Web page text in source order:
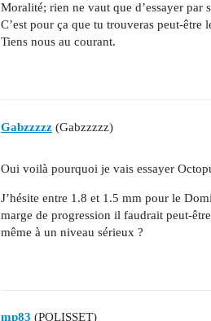
Moralité; rien ne vaut que d’essayer par
C’est pour ça que tu trouveras peut-être
Tiens nous au courant.
Gabzzzzz (Gabzzzzz)
Oui voilà pourquoi je vais essayer
J’hésite entre 1.8 et 1.5 mm pour le
marge de progression il faudrait peut-
même à un niveau sérieux ?
mp83 (POLISSET)